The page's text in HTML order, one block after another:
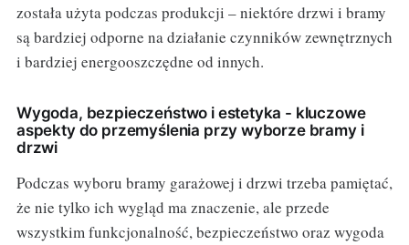
została użyta podczas produkcji – niektóre drzwi i bramy
są bardziej odporne na działanie czynników zewnętrznych
i bardziej energooszczędne od innych.
Wygoda, bezpieczeństwo i estetyka - kluczowe
aspekty do przemyślenia przy wyborze bramy i
drzwi
Podczas wyboru bramy garażowej i drzwi trzeba pamiętać,
że nie tylko ich wygląd ma znaczenie, ale przede
wszystkim funkcjonalność, bezpieczeństwo oraz wygoda